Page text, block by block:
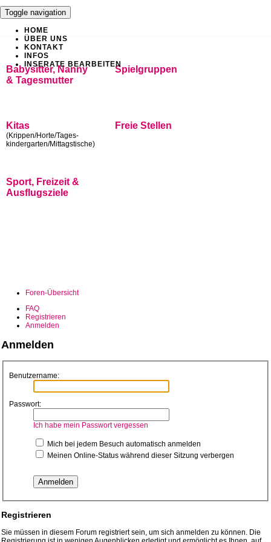
Toggle navigation
HOME
ÜBER UNS
KONTAKT
INFOS
INSERATE BEARBEITEN
Babysitter, Nanny
& Tagesmutter
Spielgruppen
Kitas
(Krippen/Horte/Tages-
kindergarten/Mittagstische)
Freie Stellen
Sport, Freizeit &
Ausflugsziele
Foren-Übersicht
FAQ
Registrieren
Anmelden
Anmelden
Benutzername:
Passwort:
Ich habe mein Passwort vergessen
Mich bei jedem Besuch automatisch anmelden
Meinen Online-Status während dieser Sitzung verbergen
Registrieren
Sie müssen in diesem Forum registriert sein, um sich anmelden zu können. Die